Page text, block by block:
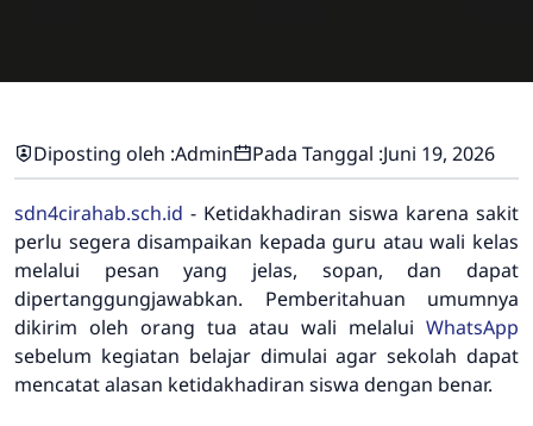
Diposting oleh :Admin Pada Tanggal :Juni 19, 2026
sdn4cirahab.sch.id - Ketidakhadiran siswa karena sakit
perlu segera disampaikan kepada guru atau wali kelas
melalui pesan yang jelas, sopan, dan dapat
dipertanggungjawabkan. Pemberitahuan umumnya
dikirim oleh orang tua atau wali melalui WhatsApp
sebelum kegiatan belajar dimulai agar sekolah dapat
mencatat alasan ketidakhadiran siswa dengan benar.